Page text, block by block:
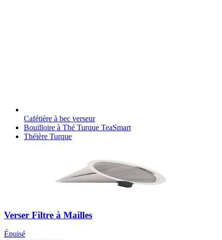
Cafétière à bec verseur
Bouilloire à Thé Turque TeaSmart
Théière Turque
Verser Filtre à Mailles
Épuisé